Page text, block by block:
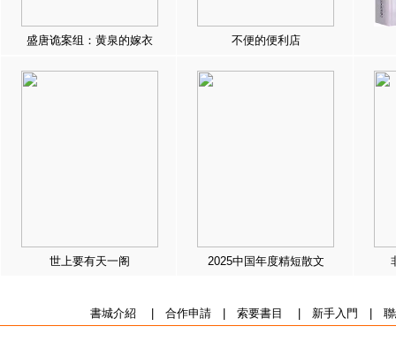
盛唐诡案组：黄泉的嫁衣 不便的便利店
世上要有天一阁 2025中国年度精短散文
書城介紹 合作申請| 索要書目 新手入門